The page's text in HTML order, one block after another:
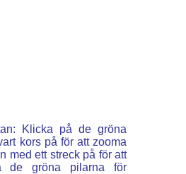
Klicka på de gröna
kors på för att zooma
med ett streck på för att
de gröna pilarna för